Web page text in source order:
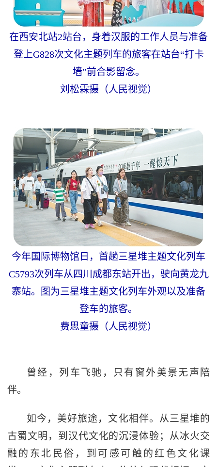
在西安北站2站台，身着汉服的工作人员与准备
登上G828次文化主题列车的旅客在站台“打卡
墙”前合影留念。
刘松霖摄（人民视觉）
今年国际博物馆日，首趟三星堆主题文化列车
C5793次列车从四川成都东站开出，驶向黄龙九
寨站。图为三星堆主题文化列车外观以及准备
登车的旅客。
费思童摄（人民视觉）
曾经，列车飞驰，只有窗外美景无声陪
伴。
如今，美好旅途，文化相伴。从三星堆的
古蜀文明，到汉代文化的沉浸体验；从冰火交
融的东北民俗，到可感可触的红色文化课